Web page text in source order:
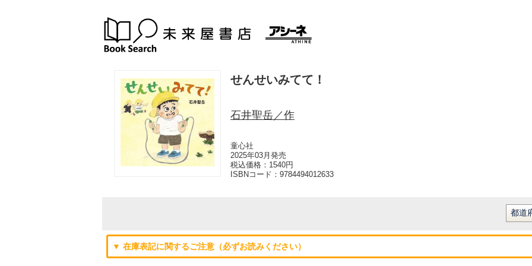
せんせいみてて！
石井聖岳／作
童心社
2025年03月発売
税込価格：1540円
ISBNコード： 9784494012633
▼ 在庫表記に関するご注意（必ずお読みください）